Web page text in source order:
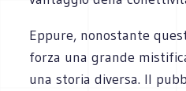
Eppure, nonostante
forza una grande
una storia diversa. Il